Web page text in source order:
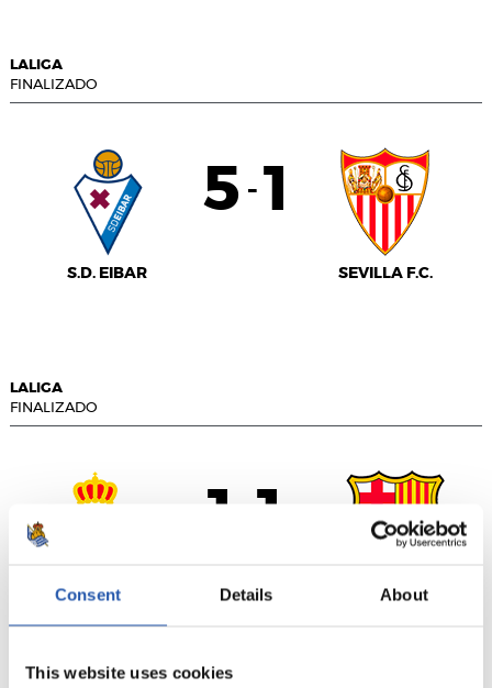
Consent Details About
This website uses cookies
LALIGA
FINALIZADO
S.D. EIBAR
5 - 1
SEVILLA F.C.
LALIGA
FINALIZADO
R.C.D. ESPANYOL
1 1
F.C. BARCELONA